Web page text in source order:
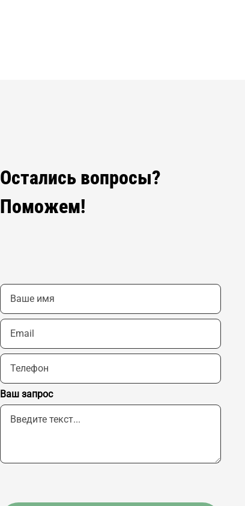
Остались вопросы?
Поможем!
Ваш запрос